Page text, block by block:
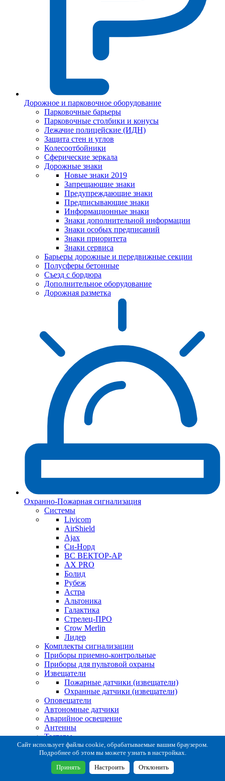
Дорожное и парковочное оборудование
Парковочные барьеры
Парковочные столбики и конусы
Лежачие полицейские (ИДН)
Защита стен и углов
Колесоотбойники
Сферические зеркала
Дорожные знаки
Новые знаки 2019
Запрещающие знаки
Предупреждающие знаки
Предписывающие знаки
Информационные знаки
Знаки дополнительной информации
Знаки особых предписаний
Знаки приоритета
Знаки сервиса
Барьеры дорожные и передвижные секции
Полусферы бетонные
Съезд с бордюра
Дополнительное оборудование
Дорожная разметка
Охранно-Пожарная сигнализация
Системы
Livicom
AirShield
Ajax
Си-Норд
ВС ВЕКТОР-АР
AX PRO
Болид
Рубеж
Астра
Альтоника
Галактика
Стрелец-ПРО
Crow Merlin
Лидер
Комплекты сигнализации
Приборы приемно-контрольные
Приборы для пультовой охраны
Извещатели
Пожарные датчики (извещатели)
Охранные датчики (извещатели)
Оповещатели
Автономные датчики
Аварийное освещение
Антенны
Тестеры
Система сбора извещений
Расходные и монтажные материалы
Коробки коммутационные
Кронштейны для извещателей
Сайт использует файлы cookie, обрабатываемые вашим браузером.
Подробнее об этом вы можете узнать в настройках.
Принять Настроить Отклонить